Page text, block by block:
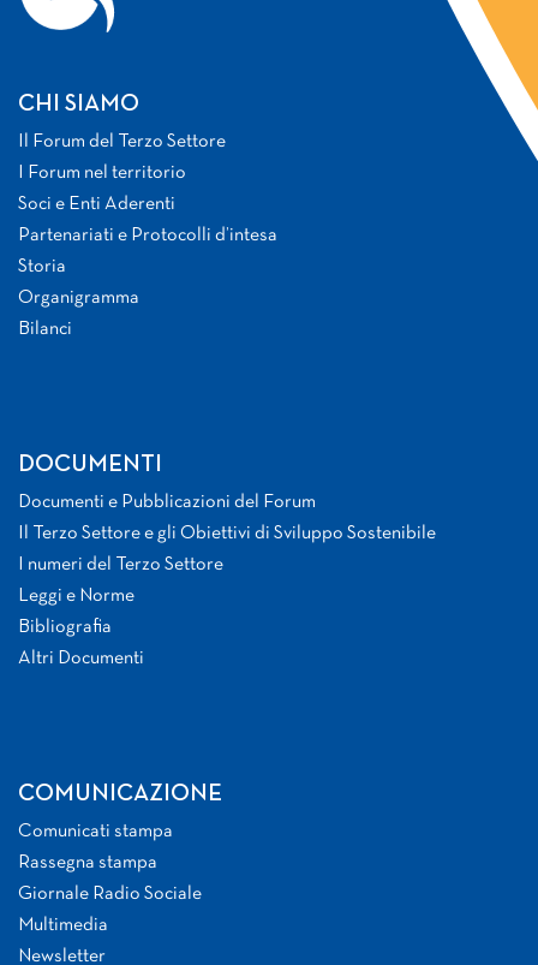
CHI SIAMO
Il Forum del Terzo Settore
I Forum nel territorio
Soci e Enti Aderenti
Partenariati e Protocolli d’intesa
Storia
Organigramma
Bilanci
DOCUMENTI
Documenti e Pubblicazioni del Forum
Il Terzo Settore e gli Obiettivi di Sviluppo Sostenibile
I numeri del Terzo Settore
Leggi e Norme
Bibliografia
Altri Documenti
COMUNICAZIONE
Comunicati stampa
Rassegna stampa
Giornale Radio Sociale
Multimedia
Newsletter